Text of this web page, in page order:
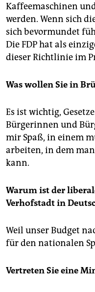
Kaffeemaschinen
werden. Wenn sich
sich bevormundet
Die FDP hat als
dieser Richtlinie im
Was wollen Sie in
Es ist wichtig,
Bürgerinnen und
mir Spaß, in einem
arbeiten, in dem
kann.
Warum ist der
Verhofstadt in
Weil unser Budget
für den nationalen
Vertreten Sie eine